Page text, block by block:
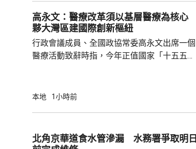
確保引流管已被完全拔除，亦應及時察覺引流
管長度有異，指石岳容的行為，低於合理預期
的專業標準。 辯...
高永文：醫療改革須以基層醫療為核心
夥大灣區建國際創新樞紐
行政會議成員、全國政協常委高永文出席一個
醫療活動致辭時指，今年正值國家「十五五」
他強調，面對人口老化挑戰，不能單靠興建醫
透過地區康健中心和「基層醫療共同治理網
絡」，建立無縫的社區健康體系。 他指，迅速
本地 1小時前
北角京華道食水管滲漏 水務署爭取明日